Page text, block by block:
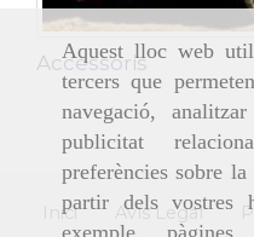
Aquest lloc web
tercers que
navegació,
publicitat
preferències sobre
partir dels vostres
Accessoris
Inici Avís Legal